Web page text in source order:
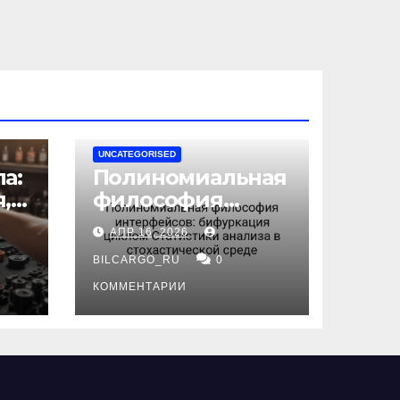
UNCATEGORISED
Полиномиальная
философия
интерфейсов:
бифуркация
циклом
Статистики
анализа в
среде
АПР 16, 2026
BILCARGO_RU 0
КОММЕНТАРИИ